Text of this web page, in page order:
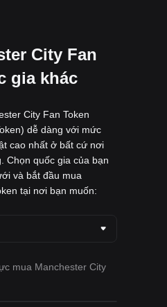
City Fan Token
City Fan
gia khác
City Fan Token
dễ dàng với mức
cao nhất ở bất cứ nơi
Chọn quốc gia của bạn
và bắt đầu mua
tại nơi bạn muốn:
mua Manchester City